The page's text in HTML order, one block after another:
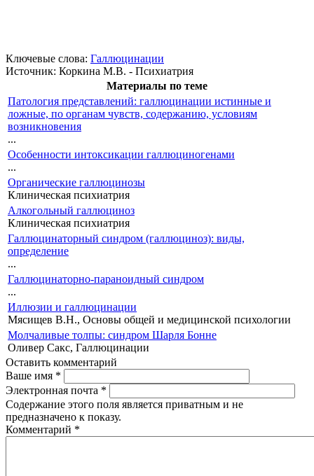
Ключевые слова: Галлюцинации
Источник: Коркина М.В. - Психиатрия
Материалы по теме
Патология представлений: галлюцинации истинные и
ложные, по органам чувств, содержанию, условиям
возникновения
...
Особенности интоксикации галлюциногенами
...
Органические галлюцинозы
Клиническая психиатрия
Алкогольный галлюциноз
Клиническая психиатрия
Галлюцинаторный синдром (галлюциноз): виды,
определение
...
Галлюцинаторно-параноидный синдром
...
Иллюзии и галлюцинации
Мясищев В.Н., Основы общей и медицинской психологии
Молчаливые толпы: синдром Шарля Бонне
Оливер Сакс, Галлюцинации
Оставить комментарий
Ваше имя *
Электронная почта *
Содержание этого поля является приватным и не
предназначено к показу.
Комментарий *